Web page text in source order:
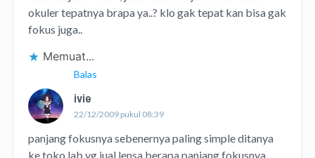
okuler tepatnya brapa ya..? klo gak tepat kan bisa gak
fokus juga..
Memuat...
Balas
ivie
22/12/2009 pukul 08:39
panjang fokusnya sebenernya paling simple ditanya
ke toko lab yg jual lensa berapa panjang fokusnya